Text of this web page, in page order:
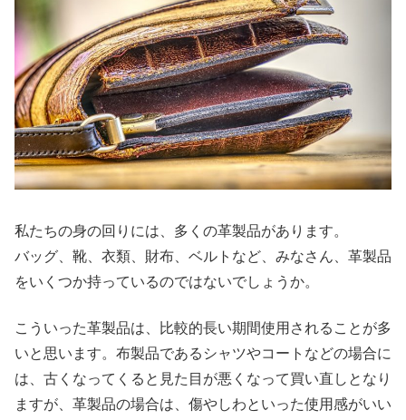
私たちの身の回りには、多くの革製品があります。
バッグ、靴、衣類、財布、ベルトなど、みなさん、革製品
をいくつか持っているのではないでしょうか。
こういった革製品は、比較的長い期間使用されることが多
いと思います。布製品であるシャツやコートなどの場合に
は、古くなってくると見た目が悪くなって買い直しとなり
ますが、革製品の場合は、傷やしわといった使用感がいい